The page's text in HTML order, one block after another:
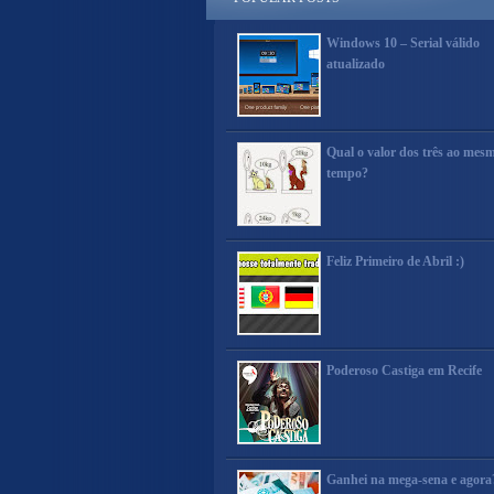
Windows 10 – Serial válido
atualizado
Qual o valor dos três ao
tempo?
Feliz Primeiro de Abril :)
Poderoso Castiga em Recife
Ganhei na mega-sena e